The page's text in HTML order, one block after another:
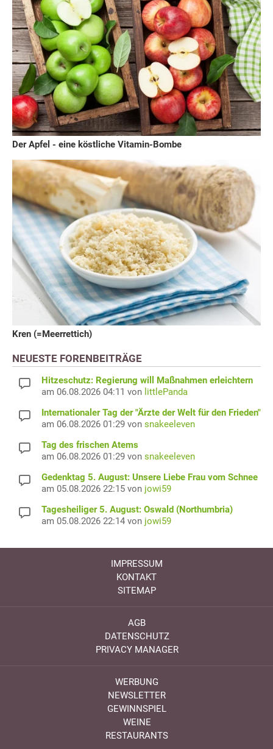
Der Apfel - eine köstliche Vitamin-Bombe
Kren (=Meerrettich)
NEUESTE FORENBEITRÄGE
Hitzeschutz: Regierung will Maßnahmen erleichtern
am 06.08.2026 04:11 von littlePanda
Internationaler Tag der "Ärzte der Welt für den Frieden"
am 06.08.2026 01:29 von snakeeleven
Tag des frischen Atems
am 06.08.2026 01:29 von snakeeleven
Gedenktag 5. August: Unsere Liebe Frau vom Schnee
am 05.08.2026 22:15 von jowi59
Tagesheiliger 5. August: Oswald (Northumbria)
am 05.08.2026 22:14 von jowi59
IMPRESSUM
KONTAKT
SITEMAP
AGB
DATENSCHUTZ
PRIVACY MANAGER
WERBUNG
NEWSLETTER
GEWINNSPIEL
WEINE
RESTAURANTS